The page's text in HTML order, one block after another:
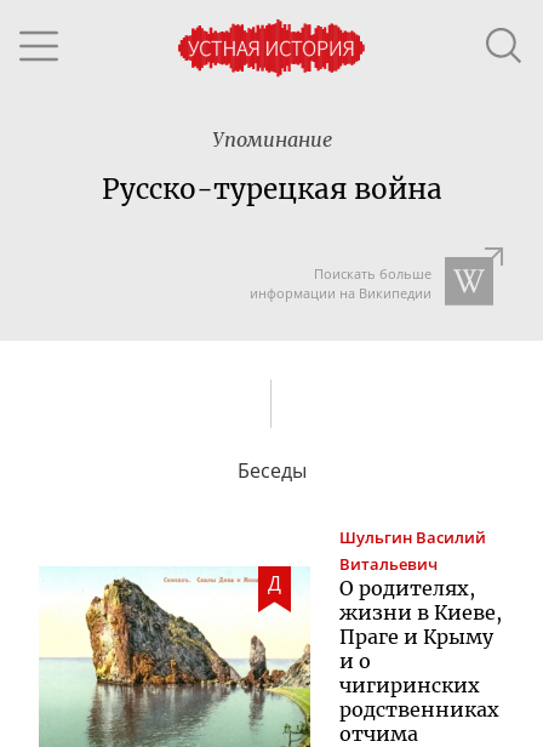
Упоминание
Русско-турецкая война
Поискать больше
информации на Википедии
Беседы
Д
Шульгин Василий
Витальевич
О родителях,
жизни в Киеве,
Праге и Крыму
и о
чигиринских
родственниках
отчима